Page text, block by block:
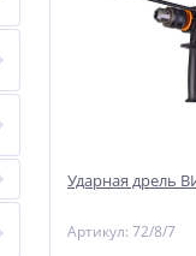
Ударная дрель
Артикул: 72/8/7